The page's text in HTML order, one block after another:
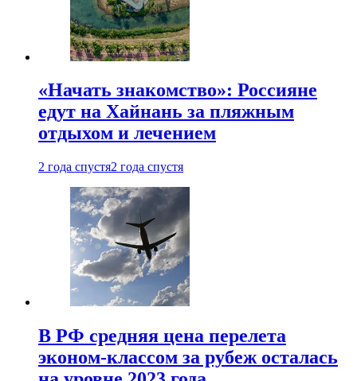
«Начать знакомство»: Россияне
едут на Хайнань за пляжным
отдыхом и лечением
2 года спустя2 года спустя
В РФ средняя цена перелета
эконом-классом за рубеж осталась